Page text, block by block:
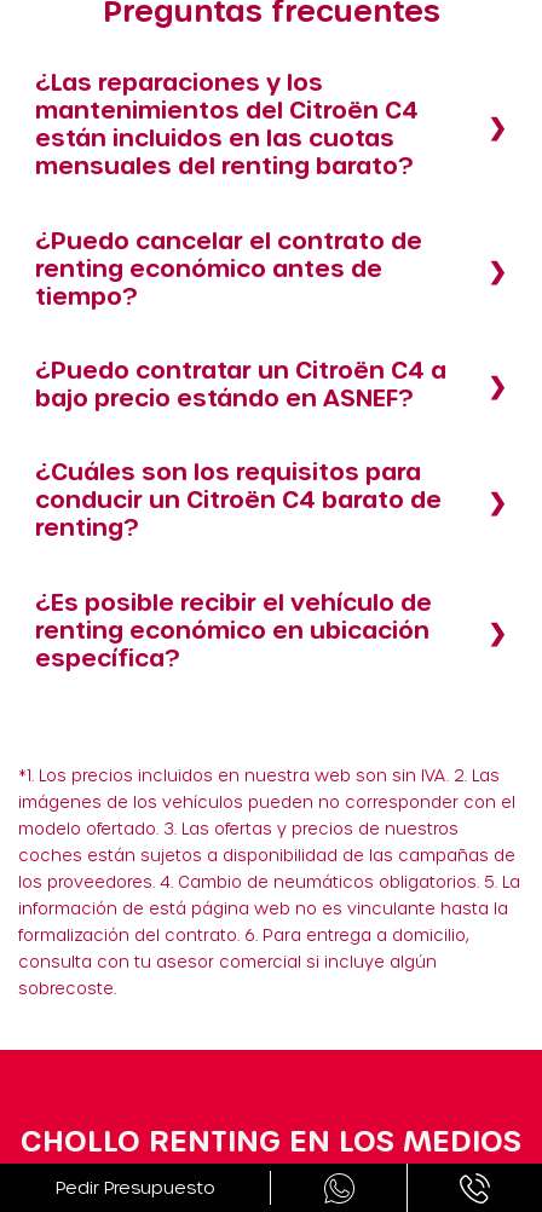
Preguntas frecuentes
¿Las reparaciones y los
mantenimientos del Citroën C4
están incluidos en las cuotas
mensuales del renting barato?
¿Puedo cancelar el contrato de
renting económico antes de
tiempo?
¿Puedo contratar un Citroën C4 a
bajo precio estándo en ASNEF?
¿Cuáles son los requisitos para
conducir un Citroën C4 barato de
renting?
¿Es posible recibir el vehículo de
renting económico en ubicación
específica?
*1. Los precios incluidos en nuestra web son sin IVA. 2. Las
imágenes de los vehículos pueden no corresponder con el
modelo ofertado. 3. Las ofertas y precios de nuestros
coches están sujetos a disponibilidad de las campañas de
los proveedores. 4. Cambio de neumáticos obligatorios. 5. La
información de está página web no es vinculante hasta la
formalización del contrato. 6. Para entrega a domicilio,
consulta con tu asesor comercial si incluye algún
sobrecoste.
CHOLLO RENTING EN LOS MEDIOS
Pedir Presupuesto